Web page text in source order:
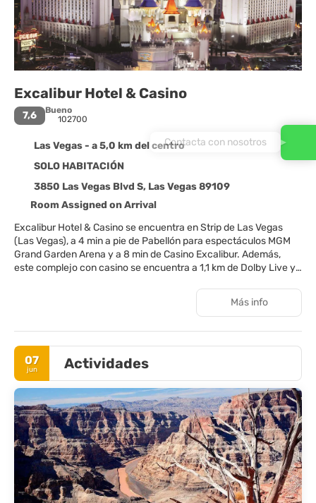
Excalibur Hotel & Casino
7,6
Bueno
102700
Las Vegas - a 5,0 km del centro
SOLO HABITACIÓN
3850 Las Vegas Blvd S, Las Vegas 89109
Room Assigned on Arrival
Excalibur Hotel & Casino se encuentra en Strip de Las Vegas
(Las Vegas), a 4 min a pie de Pabellón para espectáculos MGM
Grand Garden Arena y a 8 min de Casino Excalibur. Además,
este complejo con casino se encuentra a 1,1 km de Dolby Live y
Juega a la ruleta en el casino o sumérgete en una de las 4
incluyen una zona recreativa o sala de juegos, una tienda de
recuerdos y asistencia turística (adquisición de entradas).
Disfruta de una agradable estancia en una de las 3981
habitaciones con televisión de pantalla plana. Para los
momentos de ocio, tienes una por satélite. El baño privado está
provisto de artículos de higiene personal gratuitos y secadores
de pelo. Entre las comodidades, se incluyen caja fuerte,
escritorio y teléfono.
Toma algo de cocina italiana en Buca di Beppo, una de las
muchas opciones que ofrece este complejo turístico para tomar
algo, que incluyen 16 restaurantes y 3 cafeterías. Relájate con
Más info
07
jun Actividades
Contacta con nosotros